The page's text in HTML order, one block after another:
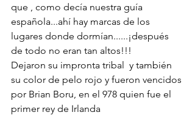
que , como decía nuestra guía
española...ahí hay marcas de los
lugares donde dormían......¡después
de todo no eran tan altos!!!
Dejaron su impronta tribal  y también
su color de pelo rojo y fueron vencidos
por Brian Boru, en el 978 quien fue el
primer rey de Irlanda